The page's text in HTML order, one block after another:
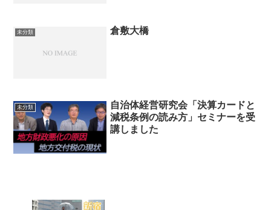
未分類 倉敷大橋
未分類
自治体経営研究会「決算カードと
減税条例の読み方」セミナーを受
講しました